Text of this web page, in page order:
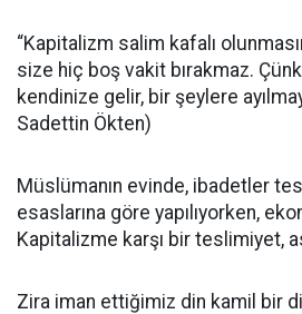
“Kapitalizm salim kafalı
size hiç boş vakit bırakmaz.
kendinize gelir, bir şeylere
Sadettin Ökten)
Müslümanın evinde, ibadetler
esaslarına göre yapılıyorken,
Kapitalizme karşı bir teslimiyet,
Zira iman ettiğimiz din kamil bir